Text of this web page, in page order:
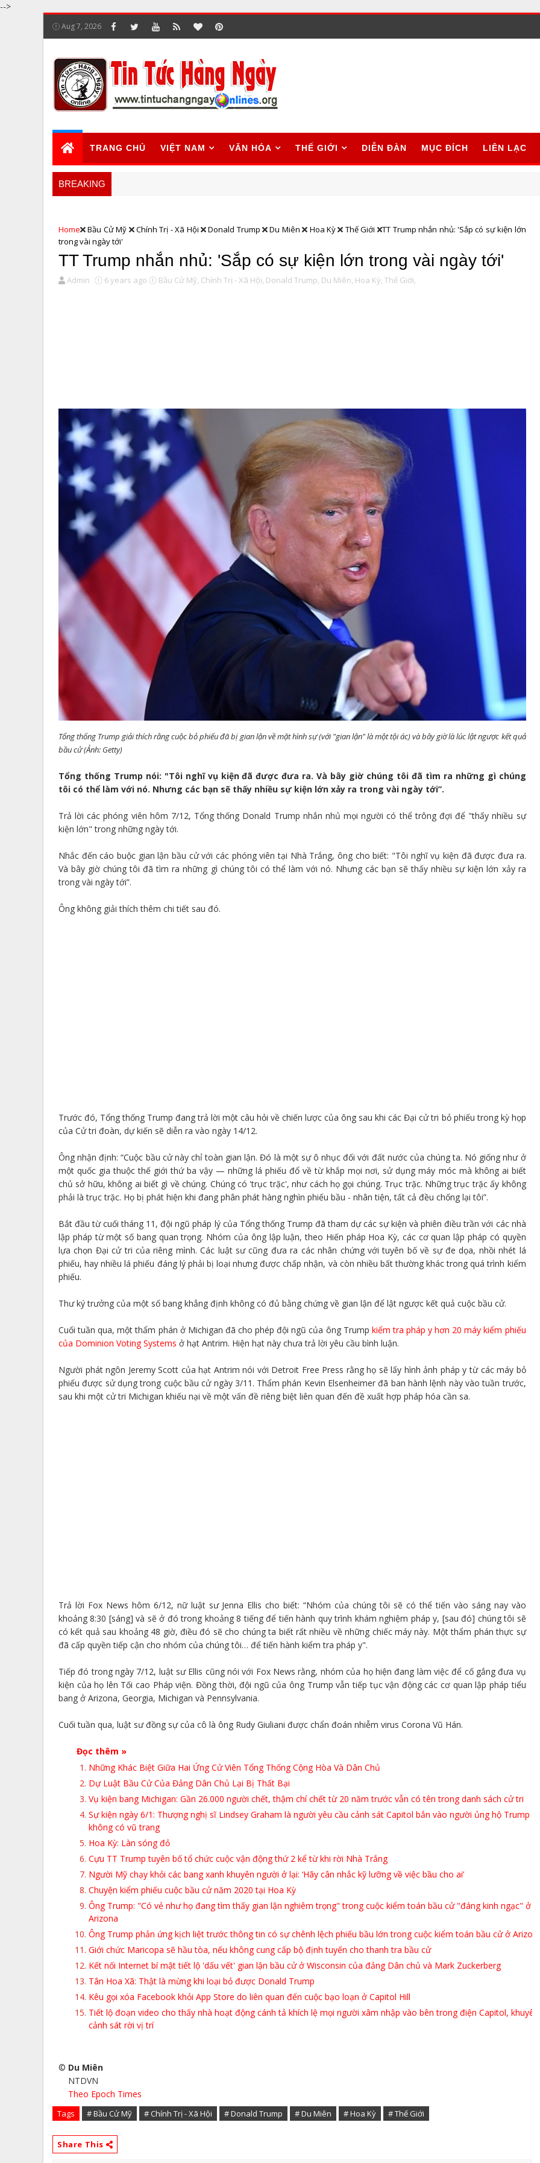
-->
Aug 7, 2026
TRANG CHỦ VIỆT NAM VĂN HÓA THẾ GIỚI DIỄN ĐÀN MỤC ĐÍCH LIÊN LẠC
BREAKING
Home Bầu Cử Mỹ Chính Trị - Xã Hội Donald Trump Du Miên Hoa Kỳ Thế Giới
TT Trump nhắn nhủ: 'Sắp có sự kiện lớn
trong vài ngày tới'
TT Trump nhắn nhủ: 'Sắp có sự kiện lớn trong vài ngày tới'
Admin 6 years ago Bầu Cử Mỹ, Chính Trị - Xã Hội, Donald Trump, Du Miên, Hoa Kỳ, Thế Giới,
Tổng thống Trump giải thích rằng cuộc bỏ phiếu đã bị gian lận về mặt hình sự (với "gian lận" là một tội ác) và bây giờ là lúc lật ngược kết quả
bầu cử (Ảnh: Getty)
Tổng thống Trump nói: "Tôi nghĩ vụ kiện đã được đưa ra. Và bây giờ chúng tôi đã tìm ra những gì chúng
tôi có thể làm với nó. Nhưng các bạn sẽ thấy nhiều sự kiện lớn xảy ra trong vài ngày tới”.
Trả lời các phóng viên hôm 7/12, Tổng thống Donald Trump nhắn nhủ mọi người có thể trông đợi để "thấy nhiều sự
kiện lớn" trong những ngày tới.
Nhắc đến cáo buộc gian lận bầu cử với các phóng viên tại Nhà Trắng, ông cho biết: "Tôi nghĩ vụ kiện đã được đưa ra.
Và bây giờ chúng tôi đã tìm ra những gì chúng tôi có thể làm với nó. Nhưng các bạn sẽ thấy nhiều sự kiện lớn xảy ra
trong vài ngày tới”.
Ông không giải thích thêm chi tiết sau đó.
Trước đó, Tổng thống Trump đang trả lời một câu hỏi về chiến lược của ông sau khi các Đại cử tri bỏ phiếu trong kỳ họp
của Cử tri đoàn, dự kiến sẽ diễn ra ​​vào ngày 14/12.
Ông nhận định: “Cuộc bầu cử này chỉ toàn gian lận. Đó là một sự ô nhục đối với đất nước của chúng ta. Nó giống như ở
một quốc gia thuộc thế giới thứ ba vậy — những lá phiếu đổ về từ khắp mọi nơi, sử dụng máy móc mà không ai biết
chủ sở hữu, không ai biết gì về chúng. Chúng có 'trục trặc', như cách họ gọi chúng. Trục trặc. Những trục trặc ấy không
phải là trục trặc. Họ bị phát hiện khi đang phân phát hàng nghìn phiếu bầu - nhân tiện, tất cả đều chống lại tôi”.
Bắt đầu từ cuối tháng 11, đội ngũ pháp lý của Tổng thống Trump đã tham dự các sự kiện và phiên điều trần với các nhà
lập pháp từ một số bang quan trọng. Nhóm của ông lập luận, theo Hiến pháp Hoa Kỳ, các cơ quan lập pháp có quyền
lựa chọn Đại cử tri của riêng mình. Các luật sư cũng đưa ra các nhân chứng với tuyên bố về sự đe dọa, nhồi nhét lá
phiếu, hay nhiều lá phiếu đáng lý phải bị loại nhưng được chấp nhận, và còn nhiều bất thường khác trong quá trình kiểm
phiếu.
Thư ký trưởng của một số bang khẳng định không có đủ bằng chứng về gian lận để lật ngược kết quả cuộc bầu cử.
Cuối tuần qua, một thẩm phán ở Michigan đã cho phép đội ngũ của ông Trump kiểm tra pháp y hơn 20 máy kiểm phiếu
của Dominion Voting Systems ở hạt Antrim. Hiện hạt này chưa trả lời yêu cầu bình luận.
Người phát ngôn Jeremy Scott của hạt Antrim nói với Detroit Free Press rằng họ sẽ lấy hình ảnh pháp y từ các máy bỏ
phiếu được sử dụng trong cuộc bầu cử ngày 3/11. Thẩm phán Kevin Elsenheimer đã ban hành lệnh này vào tuần trước,
sau khi một cử tri Michigan khiếu nại về một vấn đề riêng biệt liên quan đến đề xuất hợp pháp hóa cần sa.
Trả lời Fox News hôm 6/12, nữ luật sư Jenna Ellis cho biết: “Nhóm của chúng tôi sẽ có thể tiến vào sáng nay vào
khoảng 8:30 [sáng] và sẽ ở đó trong khoảng 8 tiếng để tiến hành quy trình khám nghiệm pháp y, [sau đó] chúng tôi sẽ
có kết quả sau khoảng 48 giờ, điều đó sẽ cho chúng ta biết rất nhiều về những chiếc máy này. Một thẩm phán thực sự
đã cấp quyền tiếp cận cho nhóm của chúng tôi… để tiến hành kiểm tra pháp y".
Tiếp đó trong ngày 7/12, luật sư Ellis cũng nói với Fox News rằng, nhóm của họ hiện đang làm việc để cố gắng đưa vụ
kiện của họ lên Tối cao Pháp viện. Đồng thời, đội ngũ của ông Trump vẫn tiếp tục vận động các cơ quan lập pháp tiểu
bang ở Arizona, Georgia, Michigan và Pennsylvania.
Cuối tuần qua, luật sư đồng sự của cô là ông Rudy Giuliani được chẩn đoán nhiễm virus Corona Vũ Hán.
Đọc thêm »
Những Khác Biệt Giữa Hai Ứng Cử Viên Tổng Thống Cộng Hòa Và Dân Chủ
Dự Luật Bầu Cử Của Đảng Dân Chủ Lại Bị Thất Bại
Vụ kiện bang Michigan: Gần 26.000 người chết, thậm chí chết từ 20 năm trước vẫn có tên trong danh sách cử tri
Sự kiện ngày 6/1: Thượng nghị sĩ Lindsey Graham là người yêu cầu cảnh sát Capitol bắn vào người ủng hộ Trump
không có vũ trang
Hoa Kỳ: Làn sóng đỏ
Cựu TT Trump tuyên bố tổ chức cuộc vận động thứ 2 kể từ khi rời Nhà Trắng
Người Mỹ chạy khỏi các bang xanh khuyên người ở lại: ‘Hãy cân nhắc kỹ lưỡng về việc bầu cho ai’
Chuyện kiểm phiếu cuộc bầu cử năm 2020 tại Hoa Kỳ
Ông Trump: "Có vẻ như họ đang tìm thấy gian lận nghiêm trọng" trong cuộc kiểm toán bầu cử "đáng kinh ngạc" ở
Arizona
Ông Trump phản ứng kịch liệt trước thông tin có sự chênh lệch phiếu bầu lớn trong cuộc kiểm toán bầu cử ở Arizona
Giới chức Maricopa sẽ hầu tòa, nếu không cung cấp bộ định tuyến cho thanh tra bầu cử
Kết nối Internet bí mật tiết lộ 'dấu vết' gian lận bầu cử ở Wisconsin của đảng Dân chủ và Mark Zuckerberg
Tân Hoa Xã: Thật là mừng khi loại bỏ được Donald Trump
Kêu gọi xóa Facebook khỏi App Store do liên quan đến cuộc bạo loạn ở Capitol Hill
Tiết lộ đoạn video cho thấy nhà hoạt động cánh tả khích lệ mọi người xâm nhập vào bên trong điện Capitol, khuyên
cảnh sát rời vị trí
© Du Miên
NTDVN
Theo Epoch Times
Tags # Bầu Cử Mỹ # Chính Trị - Xã Hội # Donald Trump # Du Miên # Hoa Kỳ # Thế Giới
Share This